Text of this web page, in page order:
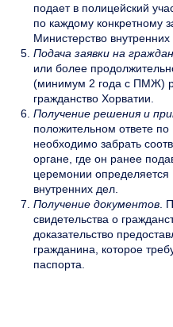
подает в полицейский
по каждому конкретному
Министерство внутренних
Подача заявки на
или более
(минимум 2 года с ПМЖ)
гражданство Хорватии.
Получение решения и
положительном ответе по
необходимо забрать
органе, где он ранее
церемонии определяется
внутренних дел.
Получение документов .
свидетельства о
доказательство
гражданина, которое
паспорта.